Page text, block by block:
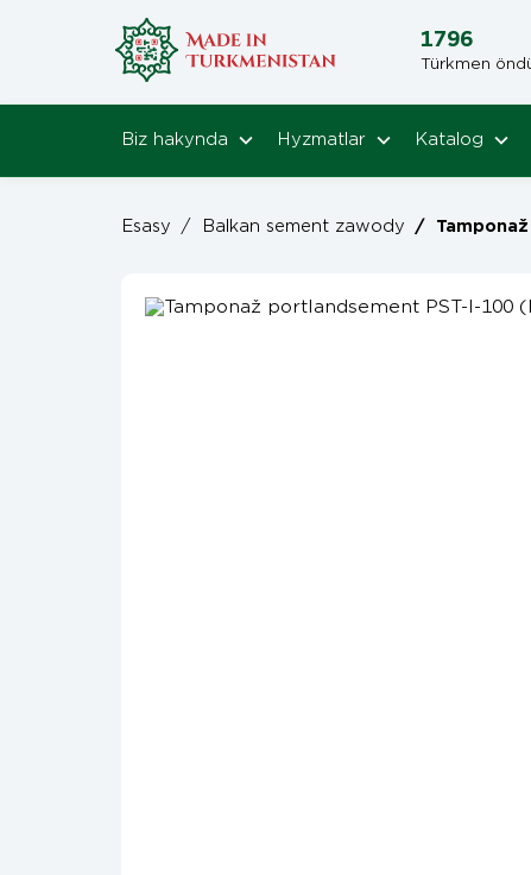
1796
Türkmen
Biz hakynda Hyzmatlar Katalog
Esasy / Balkan sement zawody / Tamponaž